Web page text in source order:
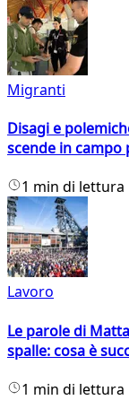
Migranti
Disagi e
scende in campo
1 min di lettura
Lavoro
Le parole di
spalle: cosa è
1 min di lettura